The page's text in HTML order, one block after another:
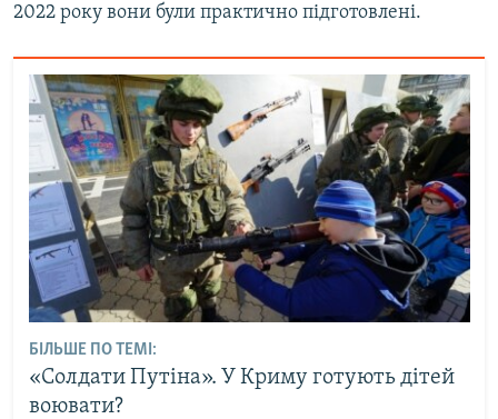
2022 року вони були практично підготовлені.
БІЛЬШЕ ПО ТЕМІ:
«Солдати Путіна». У Криму готують дітей
воювати?